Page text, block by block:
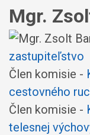
Mgr.
zastupiteľstvo
Člen komisie -
cestovného
Člen komisie -
telesnej